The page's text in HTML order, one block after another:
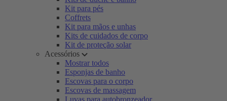
Kit para pés
Coffrets
Kit para mãos e unhas
Kits de cuidados de corpo
Kit de proteção solar
Acessórios
Mostrar todos
Esponjas de banho
Escovas para o corpo
Escovas de massagem
Luvas para autobronzeador